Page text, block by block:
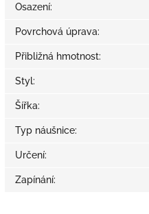
Osazení:
Povrchová úprava:
Přibližná hmotnost:
Styl:
Šířka:
Typ náušnice:
Určení:
Zapínání: